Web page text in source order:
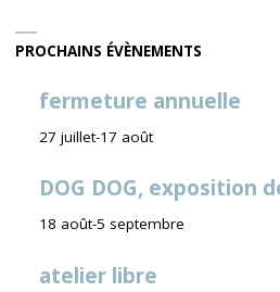
PROCHAINS ÉVÈNEMENTS
fermeture annuelle
27 juillet-17 août
DOG DOG, exposition
18 août-5 septembre
atelier libre